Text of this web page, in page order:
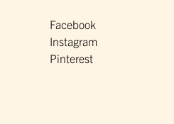
Facebook
Instagram
Pinterest